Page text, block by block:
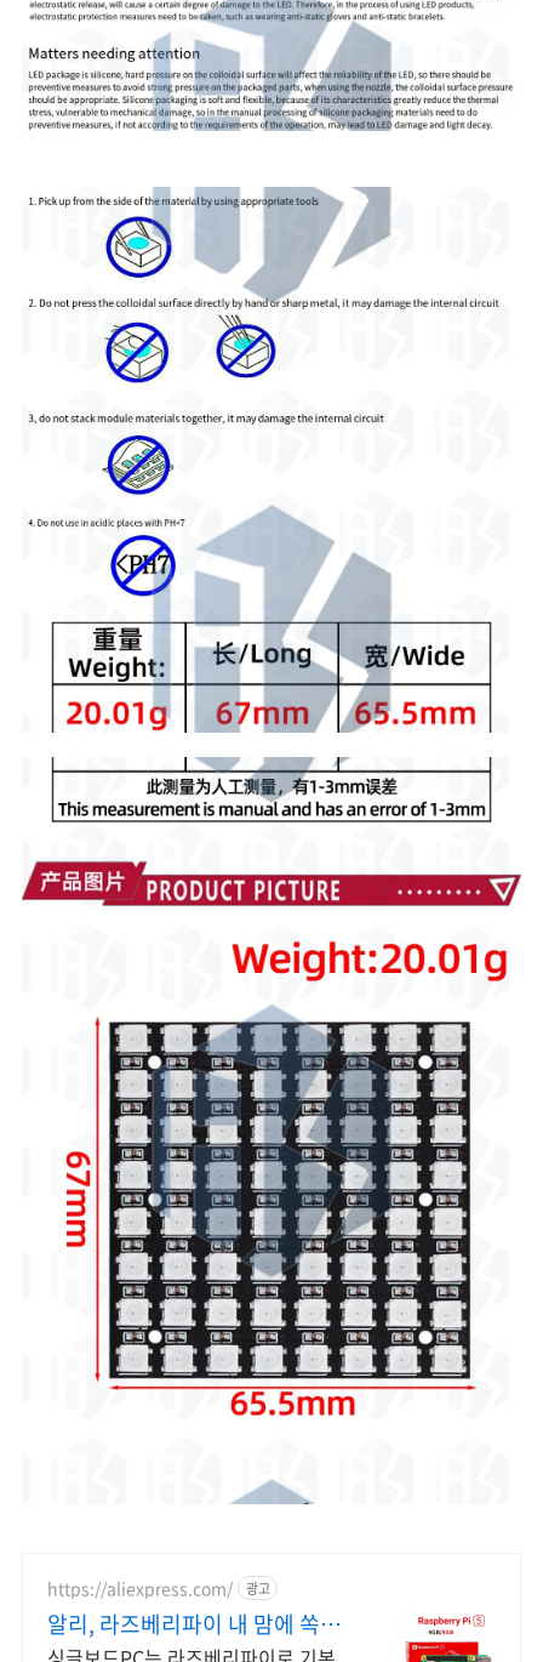
https://aliexpress.com/ 광고
알리, 라즈베리파이 내 맘에 쏙드
는 오늘의 특가